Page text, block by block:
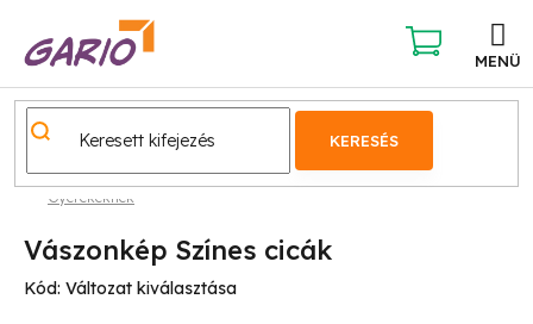
KERESÉS
KOSÁR
Gyerekeknek
Vászonkép Színes cicák
Kód: Változat kiválasztása